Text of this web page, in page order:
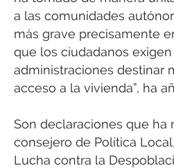
a las comunidades
más grave precisamente
que los ciudadanos exigen
administraciones destinar
acceso a la vivienda”, ha
Son declaraciones que ha
consejero de Política
Lucha contra la